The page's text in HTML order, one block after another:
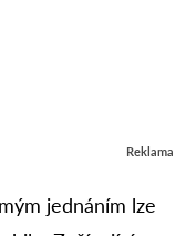
Reklama
jednáním lze